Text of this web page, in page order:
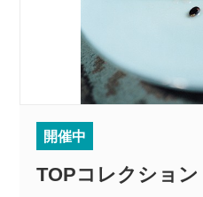
開催中
TOPコレクショ